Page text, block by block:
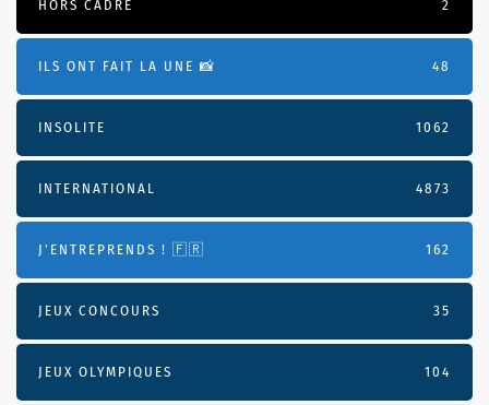
HORS CADRE 2
ILS ONT FAIT LA UNE 📸 48
INSOLITE 1062
INTERNATIONAL 4873
J'ENTREPRENDS ! 🇫🇷 162
JEUX CONCOURS 35
JEUX OLYMPIQUES 104